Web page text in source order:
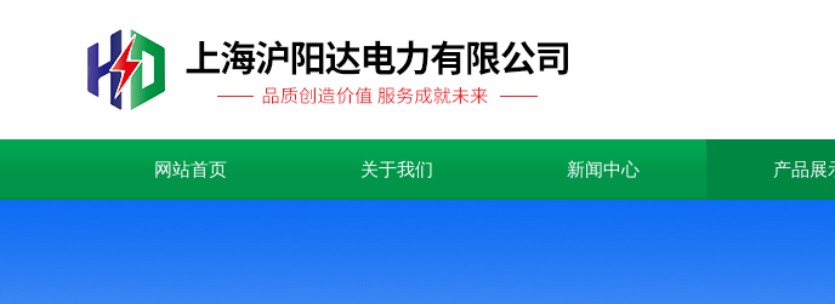
网站首页 关于我们 新闻中心 产品展